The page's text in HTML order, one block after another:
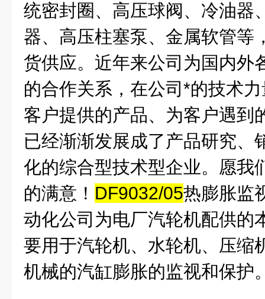
统密封圈、高压球阀、冷油器
器、高压柱塞泵、金属软管等
货供应。近年来公司为国内外
的合作关系，在公司*的技术
客户提供的产品、为客户遇到
已经渐渐发展成了产品研究、
化的综合型技术型企业。愿我
的满意！ DF9032/05热膨胀监
动化公司为电厂汽轮机配供的
要用于汽轮机、水轮机、压缩
机械的汽缸膨胀的监视和保护